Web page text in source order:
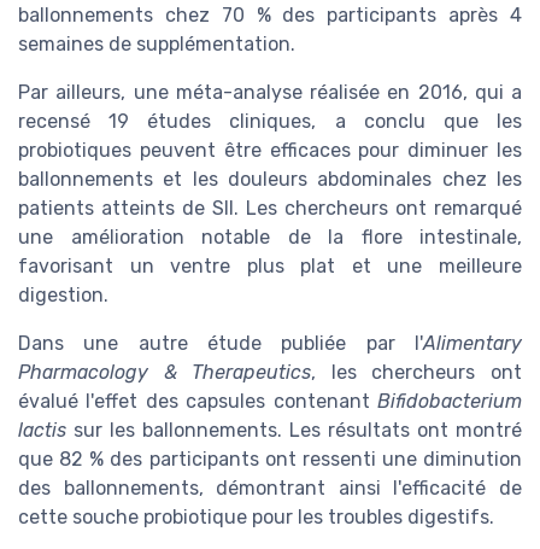
ballonnements chez 70 % des participants après 4
semaines de supplémentation.
Par ailleurs, une méta-analyse réalisée en 2016, qui a
recensé 19 études cliniques, a conclu que les
probiotiques peuvent être efficaces pour diminuer les
ballonnements et les douleurs abdominales chez les
patients atteints de SII. Les chercheurs ont remarqué
une amélioration notable de la flore intestinale,
favorisant un ventre plus plat et une meilleure
digestion.
Dans une autre étude publiée par l'Alimentary
Pharmacology & Therapeutics, les chercheurs ont
évalué l'effet des capsules contenant Bifidobacterium
lactis sur les ballonnements. Les résultats ont montré
que 82 % des participants ont ressenti une diminution
des ballonnements, démontrant ainsi l'efficacité de
cette souche probiotique pour les troubles digestifs.